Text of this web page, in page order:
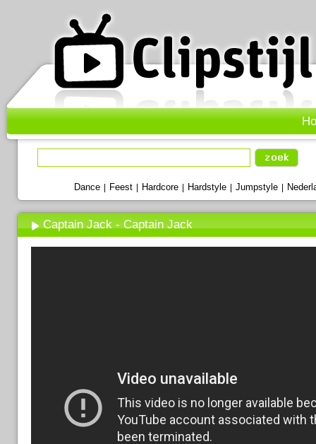
Dance Feest Hardcore Hardstyle Jumpstyle
Captain Jack - Captain Jack